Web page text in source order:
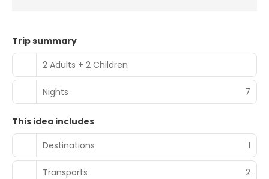
Trip summary
2 Adults + 2 Children
Nights 7
This idea includes
Destinations
1
Transports 2